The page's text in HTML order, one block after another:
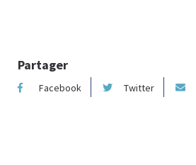
Partager
Facebook Twitter